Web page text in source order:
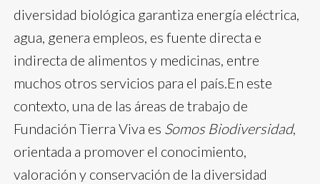
diversidad biológica garantiza energía eléctrica,
agua, genera empleos, es fuente directa e
indirecta de alimentos y medicinas, entre
muchos otros servicios para el país.En este
contexto, una de las áreas de trabajo de
Fundación Tierra Viva es Somos Biodiversidad,
orientada a promover el conocimiento,
valoración y conservación de la diversidad